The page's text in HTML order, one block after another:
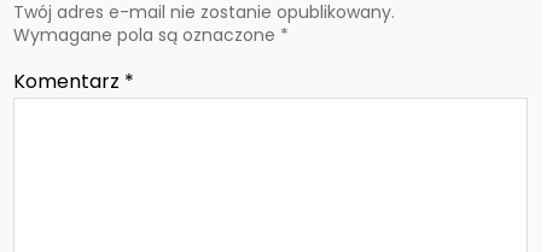
Twój adres e-mail nie zostanie opublikowany.
Wymagane pola są oznaczone *
Komentarz *